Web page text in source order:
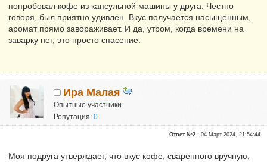
попробовал кофе из капсульной машины у друга. Честно
говоря, был приятно удивлён. Вкус получается насыщенным,
аромат прямо завораживает. И да, утром, когда времени на
заварку нет, это просто спасение.
Ира Малая
Опытные участники
Репутация:0
Ответ №2 :04 Март 2024, 21:54:44
Моя подруга утверждает, что вкус кофе, сваренного вручную,